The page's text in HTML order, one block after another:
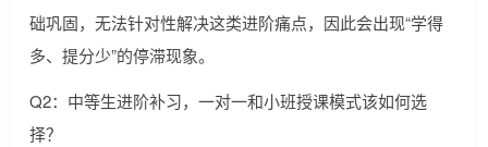
础巩固，无法针对性解决这类进阶痛点，因此会出现“学得
多、提分少”的停滞现象。
Q2：中等生进阶补习，一对一和小班授课模式该如何选
择？